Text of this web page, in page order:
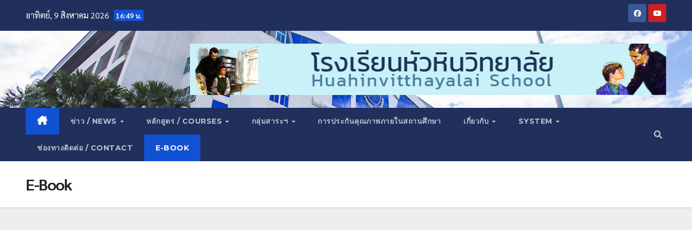
อาทิตย์, 9 สิงหาคม 2026 16:49 น.
ข่าว / NEWS หลักสูตร / COURSES กลุ่มสาระฯ การประกันคุณภาพภายในสถานศึกษา เกี่ยวกับ SYSTEM
ช่องทางติดต่อ / CONTACT E-BOOK
E-Book